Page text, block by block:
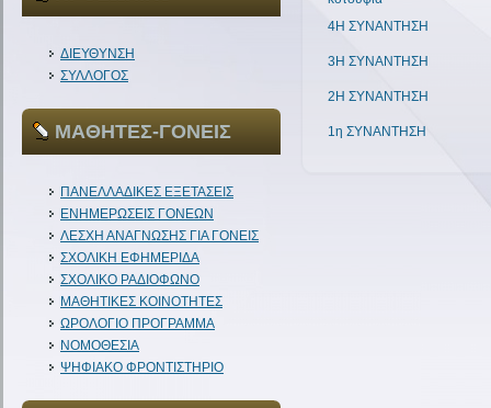
ΔΙΕΥΘΥΝΣΗ
ΣΥΛΛΟΓΟΣ
ΜΑΘΗΤΕΣ-ΓΟΝΕΙΣ
ΠΑΝΕΛΛΑΔΙΚΕΣ ΕΞΕΤΑΣΕΙΣ
ΕΝΗΜΕΡΩΣΕΙΣ ΓΟΝΕΩΝ
ΛΕΣΧΗ ΑΝΑΓΝΩΣΗΣ ΓΙΑ ΓΟΝΕΙΣ
ΣΧΟΛΙΚΗ ΕΦΗΜΕΡΙΔΑ
ΣΧΟΛΙΚΟ ΡΑΔΙΟΦΩΝΟ
ΜΑΘΗΤΙΚΕΣ ΚΟΙΝΟΤΗΤΕΣ
ΩΡΟΛΟΓΙΟ ΠΡΟΓΡΑΜΜΑ
ΝΟΜΟΘΕΣΙΑ
ΨΗΦΙΑΚΟ ΦΡΟΝΤΙΣΤΗΡΙΟ
4Η ΣΥΝΑΝΤΗΣΗ
3Η ΣΥΝΑΝΤΗΣΗ
2Η ΣΥΝΑΝΤΗΣΗ
1η ΣΥΝΑΝΤΗΣΗ